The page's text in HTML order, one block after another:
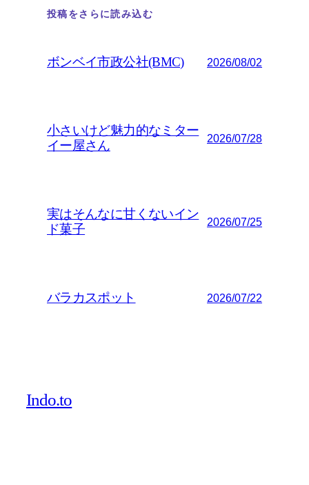
投稿をさらに読み込む
ボンベイ市政公社(BMC) 2026/08/02
小さいけど魅力的なミター
イー屋さん
2026/07/28
実はそんなに甘くないイン
ド菓子
2026/07/25
バラカスポット 2026/07/22
Indo.to